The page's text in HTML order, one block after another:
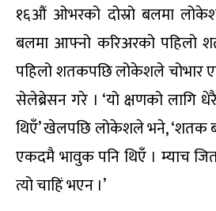
१६औं ओभरको दोस्रो बलमा
बलमा आफ्नो करिअरको पहिलो
पहिलो शतकपछि लोकेशले चोभार
सेलेब्रेसन गरे । ‘यो क्षणको लागि
थिएँ’ खेलपछि लोकेशले भने, ‘शतक
एकदमै भावुक पनि थिएँ । म्याच
त्यो चाहिं भएन ।’